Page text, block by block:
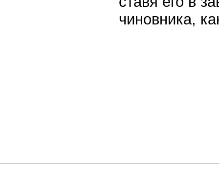
чиновника,